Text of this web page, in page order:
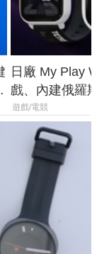
日廠 My Play
戲、內建俄羅
過竟然不能連
遊戲/電競